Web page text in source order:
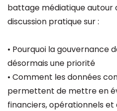
battage médiatique autour
discussion pratique sur :
• Pourquoi la gouvernance
désormais une priorité
• Comment les données
permettent de mettre en
financiers, opérationnels